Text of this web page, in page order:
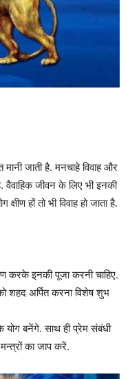
जाती है. मनचाहे विवाह और
वैवाहिक जीवन के लिए भी इनकी
हों तो भी विवाह हो जाता है.
करके इनकी पूजा करनी चाहिए.
शहद अर्पित करना विशेष शुभ
योग बनेंगे. साथ ही प्रेम संबंधी
का जाप करें.